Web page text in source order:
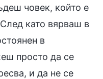
човек, който е
като вярваш в
в
просто да се
и да не се